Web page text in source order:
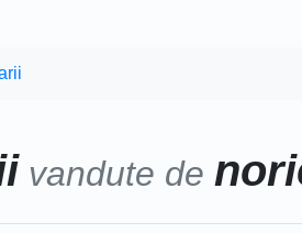
vandute de